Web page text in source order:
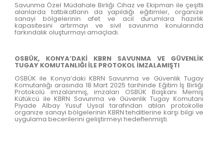
Savunma Özel Müdahale Birliği Cihaz ve Ekipman ile çeşitli
alanlarda tatbikatların da yapıldığı eğitimler, organize
sanayi bölgelerinin afet ve acil durumlara hazırlık
kapasitesini artırmayı ve sivil savunma konularında
farkındalık oluşturmayı amaçladı.
OSBÜK, KONYA’DAKİ KBRN SAVUNMA VE GÜVENLİK
TUGAY KOMUTANLIĞI İLE PROTOKOL İMZALAMIŞTI
OSBÜK ile Konya’daki KBRN Savunma ve Güvenlik Tugay
Komutanlığı arasında 18 Mart 2025 tarihinde Eğitim İş Birliği
Protokolü imzalanmış, imzaları OSBÜK Başkanı Memiş
Kütükcü ile KBRN Savunma ve Güvenlik Tugay Komutanı
Piyade Albay Yusuf Uysal tarafından atılan protokolle
organize sanayi bölgelerinin KBRN tehditlerine karşı bilgi ve
uygulama becerilerini geliştirmeyi hedeflenmişti.